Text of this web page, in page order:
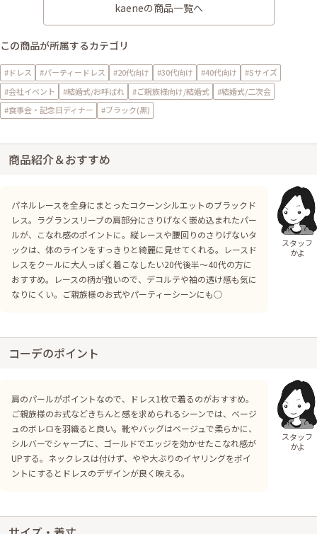
kaeneの商品一覧へ
この商品が所属するカテゴリ
#ドレス #パーティードレス #20代向け #30代向け #40代向け
#Sサイズ
#会社イベント
#結婚式/お呼ばれ #ご親族様向け/結婚式
#結婚式/二次会
#食事会・記念日ディナー
#ブラック(黒)
商品紹介＆おすすめ
パネルレースを全身にまとったコクーンシルエットのブラックド
レス。ラグランスリーブの肩部分にさりげなく嵌め込まれたパー
ルが、こなれ感のポイントに。縦レースや腰回りのさりげないタ
ックは、体のラインをすっきりと綺麗に見せてくれる。レースド
レスをクールに大人っぽく着こなしたい20代後半〜40代の方に
おすすめ。レースの柄が強いので、デコルテや袖の透け感も気に
なりにくい。ご親族様のお式やパーティーシーンにも○
スタッフ
かよ
コーデのポイント
肩のパールがポイントなので、ドレス1枚で着るのがおすすめ。
ご親族様のお式などきちんと感を求められるシーンでは、ベージ
ュのボレロを羽織ると良い。靴やバッグはベージュで柔らかに、
シルバーでシャープに、ゴールドでエッジを効かせたこなれ感が
UPする。ネックレスは付けず、やや大ぶりのイヤリングをポイ
ントにするとドレスのデザインが良く映える。
スタッフ
かよ